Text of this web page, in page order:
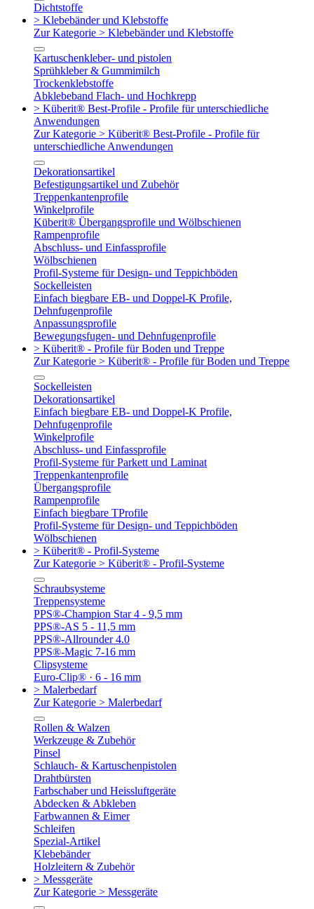
Dichtstoffe
> Klebebänder und Klebstoffe
Zur Kategorie > Klebebänder und Klebstoffe
Kartuschenkleber- und pistolen
Sprühkleber & Gummimilch
Trockenklebstoffe
Abklebeband Flach- und Hochkrepp
> Küberit® Best-Profile - Profile für unterschiedliche
Anwendungen
Zur Kategorie > Küberit® Best-Profile - Profile für
unterschiedliche Anwendungen
Dekorationsartikel
Befestigungsartikel und Zubehör
Treppenkantenprofile
Winkelprofile
Küberit® Übergangsprofile und Wölbschienen
Rampenprofile
Abschluss- und Einfassprofile
Wölbschienen
Profil-Systeme für Design- und Teppichböden
Sockelleisten
Einfach biegbare EB- und Doppel-K Profile,
Dehnfugenprofile
Anpassungsprofile
Bewegungsfugen- und Dehnfugenprofile
> Küberit® - Profile für Boden und Treppe
Zur Kategorie > Küberit® - Profile für Boden und Treppe
Sockelleisten
Dekorationsartikel
Einfach biegbare EB- und Doppel-K Profile,
Dehnfugenprofile
Winkelprofile
Abschluss- und Einfassprofile
Profil-Systeme für Parkett und Laminat
Treppenkantenprofile
Übergangsprofile
Rampenprofile
Einfach biegbare TProfile
Profil-Systeme für Design- und Teppichböden
Wölbschienen
> Küberit® - Profil-Systeme
Zur Kategorie > Küberit® - Profil-Systeme
Schraubsysteme
Treppensysteme
PPS®-Champion Star 4 - 9,5 mm
PPS®-AS 5 - 11,5 mm
PPS®-Allrounder 4.0
PPS®-Magic 7-16 mm
Clipsysteme
Euro-Clip® · 6 - 16 mm
> Malerbedarf
Zur Kategorie > Malerbedarf
Rollen & Walzen
Werkzeuge & Zubehör
Pinsel
Schlauch- & Kartuschenpistolen
Drahtbürsten
Farbschaber und Heissluftgeräte
Abdecken & Abkleben
Farbwannen & Eimer
Schleifen
Spezial-Artikel
Klebebänder
Holzleitern & Zubehör
> Messgeräte
Zur Kategorie > Messgeräte